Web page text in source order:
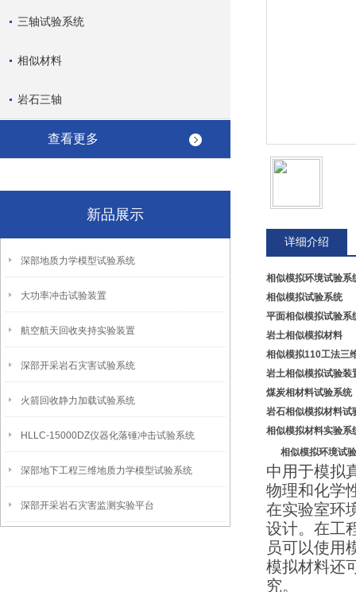
三轴试验系统
相似材料
岩石三轴
查看更多
新品展示
深部地质力学模型试验系统
大功率冲击试验装置
航空航天回收夹持实验装置
深部开采岩石灾害试验系统
火箭回收静力加载试验系统
HLLC-15000DZ仪器化落锤冲击试验系统
深部地下工程三维地质力学模型试验系统
深部开采岩石灾害监测实验平台
详细介绍
相似模拟环境试验系
相似模拟试验系统
平面相似模拟试验系
岩土相似模拟材料
相似模拟110工法三
岩土相似模拟试验装
煤炭相材料试验系统
岩石相似模拟材料试
相似模拟材料实验系
相似模拟环境试
中用于模拟
物理和化学
在实验室环
设计。在工
员可以使用
模拟材料还
究。